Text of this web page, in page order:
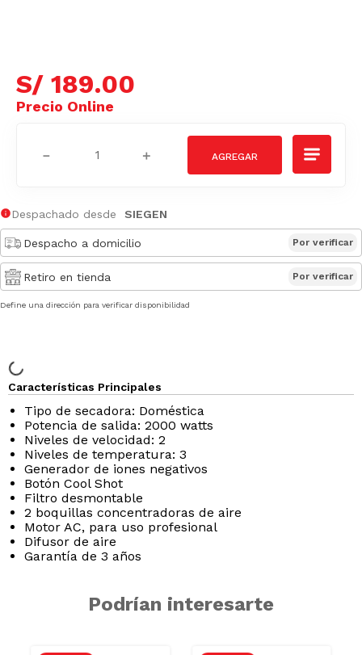
S/ 189.00
＋
－
Despachado desde SIEGEN
Despacho a domicilio Por verificar
Retiro en tienda Por verificar
Define una dirección para verificar disponibilidad
Características Principales
Tipo de secadora: Doméstica
Potencia de salida: 2000 watts
Niveles de velocidad: 2
Niveles de temperatura: 3
Generador de iones negativos
Botón Cool Shot
Filtro desmontable
2 boquillas concentradoras de aire
Motor AC, para uso profesional
Difusor de aire
Garantía de 3 años
Podrían interesarte